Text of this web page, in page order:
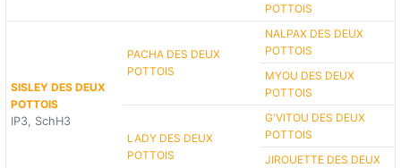
POTTOIS
SISLEY DES DEUX
POTTOIS
IP3, SchH3
PACHA DES DEUX
POTTOIS
NALPAX DES DEUX
POTTOIS
MYOU DES DEUX
POTTOIS
LADY DES DEUX
POTTOIS
G'VITOU DES DEUX
POTTOIS
JIROUETTE DES DEUX